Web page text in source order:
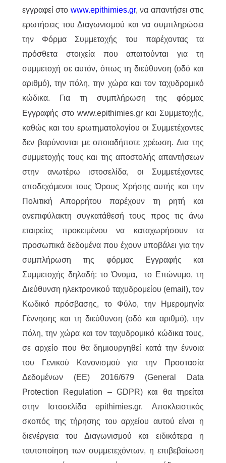
εγγραφεί στο www.epithimies.gr, να απαντήσει στις
ερωτήσεις του Διαγωνισμού και να συμπληρώσει
την Φόρμα Συμμετοχής του παρέχοντας τα
πρόσθετα στοιχεία που απαιτούνται για τη
συμμετοχή σε αυτόν, όπως τη διεύθυνση (οδό και
αριθμό), την πόλη, την χώρα και τον ταχυδρομικό
κώδικα.
Για τη συμπλήρωση της φόρμας
Εγγραφής στο www.epithimies.gr και Συμμετοχής,
καθώς και του ερωτηματολογίου οι Συμμετέχοντες
δεν βαρύνονται με οποιαδήποτε χρέωση. Δια της
συμμετοχής τους και της αποστολής απαντήσεων
στην ανωτέρω ιστοσελίδα, οι Συμμετέχοντες
αποδεχόμενοι τους Όρους Χρήσης αυτής και την
Πολιτική Απορρήτου παρέχουν τη ρητή και
ανεπιφύλακτη συγκατάθεσή τους προς τις άνω
εταιρείες προκειμένου να καταχωρήσουν τα
προσωπικά δεδομένα που έχουν υποβάλει για την
συμπλήρωση της φόρμας Εγγραφής και
Συμμετοχής δηλαδή: το Όνομα, το Επώνυμο, τη
Διεύθυνση ηλεκτρονικού ταχυδρομείου (email), τον
Κωδικό πρόσβασης, το Φύλο, την Ημερομηνία
Γέννησης και τη διεύθυνση (οδό και αριθμό), την
πόλη, την χώρα και τον ταχυδρομικό κώδικα τους,
σε αρχείο που θα δημιουργηθεί κατά την έννοια
του Γενικού Κανονισμού για την Προστασία
Δεδομένων (ΕΕ) 2016/679 (General Data
Protection Regulation – GDPR) και θα τηρείται
στην Ιστοσελίδα epithimies.gr. Αποκλειστικός
σκοπός της τήρησης του αρχείου αυτού είναι η
διενέργεια του Διαγωνισμού και ειδικότερα η
ταυτοποίηση των συμμετεχόντων, η επιβεβαίωση